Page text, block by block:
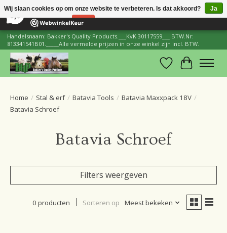
206 Reviews ×
Handelsnaam: Bakker's Quality Products.___KvK 30117559___ BTW.Nr:
813341541B01._____Alle vermelde prijzen in onze winkel zijn incl. BTW.
Verlanglijst
Home / Stal & erf / Batavia Tools / Batavia Maxxpack 18V /
Batavia Schroef
Batavia Schroef
Filters weergeven
0 producten Sorteren op Meest bekeken
Wij slaan cookies op om onze website te verbeteren. Is dat akkoord?
Ja
Nee